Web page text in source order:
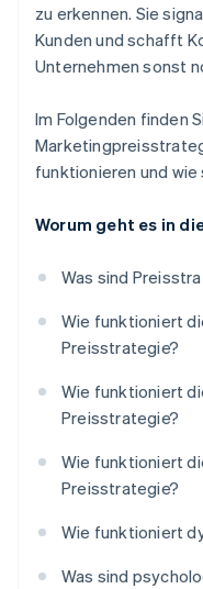
zu erkennen. Sie
Kunden und schafft
Unternehmen sonst
Im Folgenden finden
funktionieren und
Worum geht es in
Was sind
Wie funktioniert
Preisstrategie?
Wie funktioniert
Preisstrategie?
Wie funktioniert
Preisstrategie?
Wie funktioniert
Was sind